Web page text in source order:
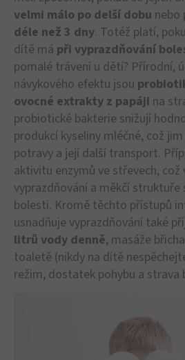
velmi málo po delší dobu nebo
déle než 3 dny. Totéž platí,
dítě má při vyprazdňování
pomalé trávení u dětí? Přírodní,
návykového efektu jsou
ovocné extrakty z papáji na
probiotické bakterie snižují
produkcí kyseliny mléčné, což
potravy a její další transport.
aktivitu enzymů ve střevech, což
vyprazdňování a měkčí struktuře
bolesti. Kromě těchto přístupů
usnadňuje vyprazdňování také
litrů vody denně, masáže
toaletě (nikdy na dítě
režim, dostatek pohybu a strava